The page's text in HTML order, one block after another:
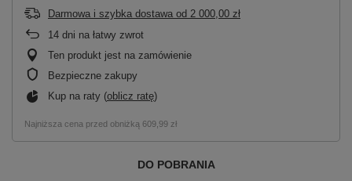
Darmowa i szybka dostawa od 2 000,00 zł
14 dni na łatwy zwrot
Ten produkt jest na zamówienie
Bezpieczne zakupy
Kup na raty (oblicz ratę)
Najniższa cena przed obniżką 609,99 zł
DO POBRANIA